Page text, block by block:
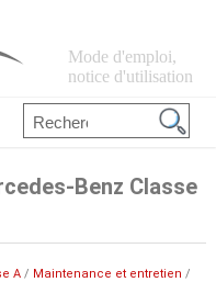
Mode d'emploi,
notice d'utilisation
Benz Classe
A/ Maintenance et entretien /